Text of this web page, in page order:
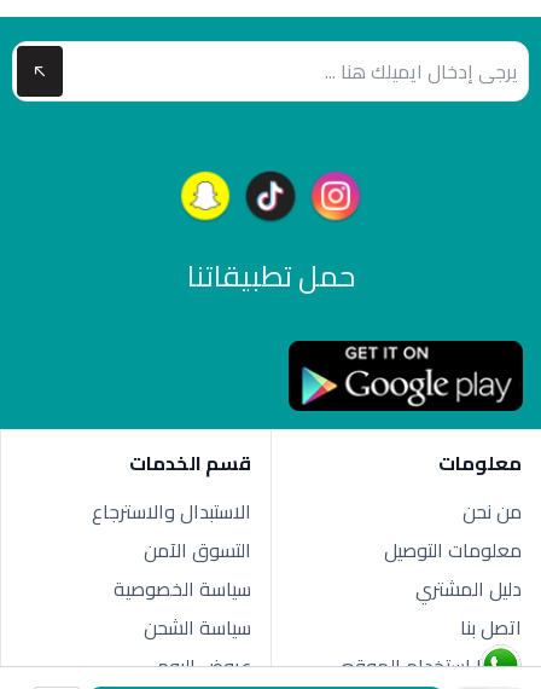
حمل تطبيقاتنا
معلومات
من نحن
معلومات التوصيل
دليل المشتري
اتصل بنا
شروط استخدام الموقع
قسم الخدمات
الاستبدال والاسترجاع
التسوق الآمن
سياسة الخصوصية
سياسة الشحن
عروض اليوم